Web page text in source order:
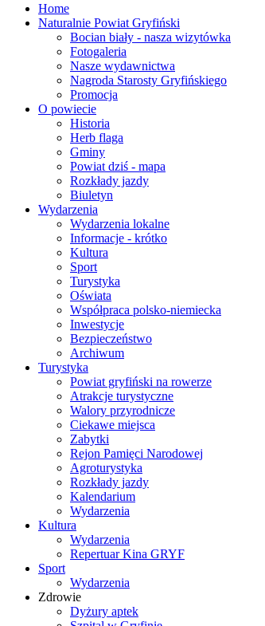
Home
Naturalnie Powiat Gryfiński
Bocian biały - nasza wizytówka
Fotogaleria
Nasze wydawnictwa
Nagroda Starosty Gryfińskiego
Promocja
O powiecie
Historia
Herb flaga
Gminy
Powiat dziś - mapa
Rozkłady jazdy
Biuletyn
Wydarzenia
Wydarzenia lokalne
Informacje - krótko
Kultura
Sport
Turystyka
Oświata
Współpraca polsko-niemiecka
Inwestycje
Bezpieczeństwo
Archiwum
Turystyka
Powiat gryfiński na rowerze
Atrakcje turystyczne
Walory przyrodnicze
Ciekawe miejsca
Zabytki
Rejon Pamięci Narodowej
Agroturystyka
Rozkłady jazdy
Kalendarium
Wydarzenia
Kultura
Wydarzenia
Repertuar Kina GRYF
Sport
Wydarzenia
Zdrowie
Dyżury aptek